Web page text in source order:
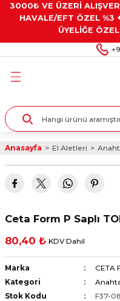
3000₺ VE ÜZERİ
HAVALE/EFT ÖZEL %3
ÜYELİĞE
Geri
Geri
Geri
Gresler
Geri
Alet Setleri
ve Multimetreler
ve Penseler
Geri
Taşları ve
Anasayfa El Aletleri
Ceta Form P Saplı
80,40 ₺ KDV Dahil
Marka
CETA
Kategori
Stok Kodu
F37-08